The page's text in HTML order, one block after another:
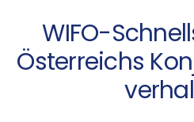
WIFO-
Österreichs